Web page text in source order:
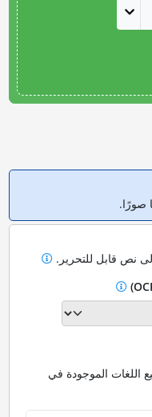
نص قابل للتحرير.
اللغات الموجودة في